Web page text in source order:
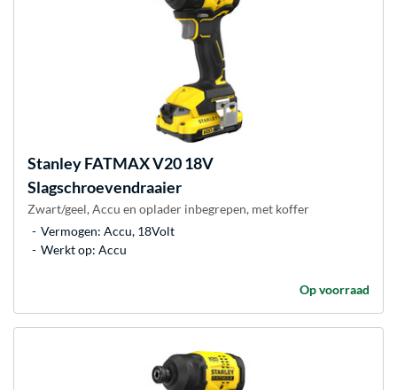
StanleyFATMAX V20 18V
Slagschroevendraaier
Zwart/geel, Accu en oplader inbegrepen, met koffer
Vermogen: Accu, 18Volt
Werkt op: Accu
Op voorraad